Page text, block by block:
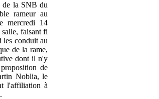
de la SNB du
rameur au
mercredi 14
faisant fi
les conduit au
de la rame,
dont il n'y
de
Noblia, le
l'affiliation à